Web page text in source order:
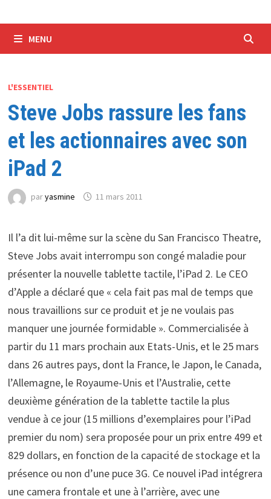
MENU
L'ESSENTIEL
Steve Jobs rassure les fans
et les actionnaires avec son
iPad 2
paryasmine 11 mars 2011
Il l’a dit lui-même sur la scène du San Francisco Theatre,
Steve Jobs avait interrompu son congé maladie pour
présenter la nouvelle tablette tactile, l’iPad 2. Le CEO
d’Apple a déclaré que « cela fait pas mal de temps que
nous travaillions sur ce produit et je ne voulais pas
manquer une journée formidable ». Commercialisée à
partir du 11 mars prochain aux Etats-Unis, et le 25 mars
dans 26 autres pays, dont la France, le Japon, le Canada,
l’Allemagne, le Royaume-Unis et l’Australie, cette
deuxième génération de la tablette tactile la plus
vendue à ce jour (15 millions d’exemplaires pour l’iPad
premier du nom) sera proposée pour un prix entre 499 et
829 dollars, en fonction de la capacité de stockage et la
présence ou non d’une puce 3G. Ce nouvel iPad intégrera
une camera frontale et une à l’arrière, avec une